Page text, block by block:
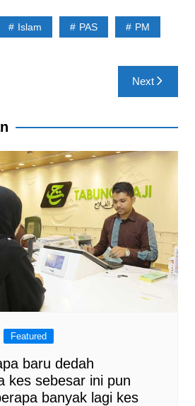
e ar
Islam PAS PM
Next
Featured
baru dedah
kes sebesar ini pun
banyak lagi kes